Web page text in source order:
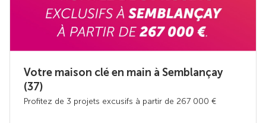
Votre maison clé en main à Semblançay
(37)
Profitez de 3 projets excusifs à partir de 267 000 €